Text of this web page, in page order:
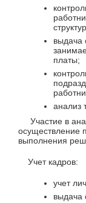
выдача
платы;
анализ
Участие в
осуществление
выполнения
Учет кадров:
учет
выдача